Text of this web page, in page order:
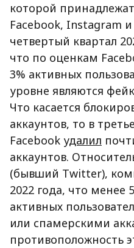
которой
Facebook, Instagram
четвертый квартал
что по оценкам
3% активных
уровне являются
Что касается
аккаунтов, то в
Facebook удалил
аккаунтов.
(бывший Twitter),
2022 года, что менее
активных
или спамерскими
противоположность